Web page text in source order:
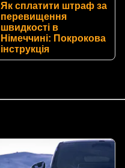
Як сплатити штраф за
перевищення
швидкості в
Німеччині: Покрокова
інструкція